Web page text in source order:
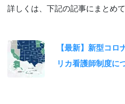
詳しくは、下記の記事にまとめて
【最新】新型コロ
リカ看護師制度に